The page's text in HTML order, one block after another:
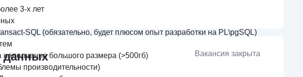
3-х лет
SQL (обязательно, будет плюсом опыт разработки на PL\pgSQL)
большого размера (>500гб)
производительности)
данных Вакансия закрыта